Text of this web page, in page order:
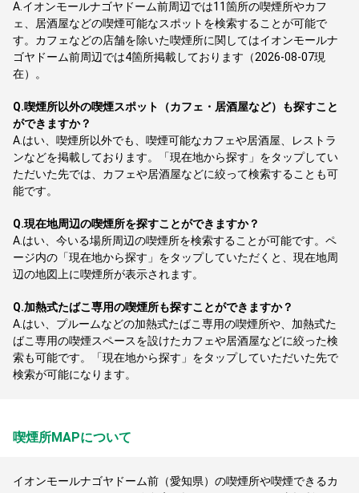
A. イオンモールナゴヤドーム前周辺では11箇所の喫煙所やカフ
ェ、居酒屋などの喫煙可能なスポットを検索することが可能で
す。カフェなどの店舗を除いた喫煙所に関してはイオンモールナ
ゴヤドーム前周辺では4箇所掲載しております（2026-08-07現
在）。
Q.喫煙所以外の喫煙スポット（カフェ・居酒屋など）も探すこと
ができますか？
A. はい、喫煙所以外でも、喫煙可能なカフェや居酒屋、レストラ
ンなどを掲載しております。「現在地から探す」をタップしてい
ただいた先では、カフェや居酒屋などに絞って検索することも可
能です。
Q.現在地周辺の喫煙所を探すことができますか？
A. はい、今いる場所周辺の喫煙所を検索することが可能です。ペ
ージ内の「現在地から探す」をタップしていただくと、現在地周
辺の地図上に喫煙所が表示されます。
Q.加熱式たばこ専用の喫煙所も探すことができますか？
A. はい、プルームなどの加熱式たばこ専用の喫煙所や、加熱式た
ばこ専用の喫煙スペースを設けたカフェや居酒屋などに絞った検
索も可能です。「現在地から探す」をタップしていただいた先で
検索が可能になります。
喫煙所MAPについて
イオンモールナゴヤドーム前（愛知県）の喫煙所や喫煙できるカ